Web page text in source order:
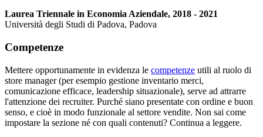
Laurea Triennale in Economia Aziendale, 2018 - 2021
Università degli Studi di Padova, Padova
Competenze
Mettere opportunamente in evidenza le competenze utili al ruolo di
store manager (per esempio gestione inventario merci,
comunicazione efficace, leadership situazionale), serve ad attrarre
l'attenzione dei recruiter. Purché siano presentate con ordine e buon
senso, e cioè in modo funzionale al settore vendite. Non sai come
impostare la sezione né con quali contenuti? Continua a leggere.